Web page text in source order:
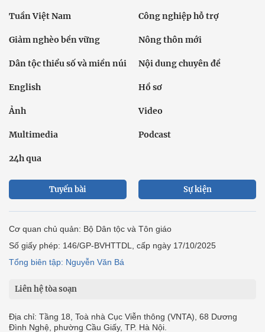
Tuần Việt Nam Công nghiệp hỗ trợ
Giảm nghèo bền vững Nông thôn mới
Dân tộc thiểu số và miền núi Nội dung chuyên đề
English Hồ sơ
Ảnh Video
Multimedia Podcast
24h qua
Tuyến bài Sự kiện
Cơ quan chủ quản: Bộ Dân tộc và Tôn giáo
Số giấy phép: 146/GP-BVHTTDL, cấp ngày 17/10/2025
Tổng biên tập: Nguyễn Văn Bá
Liên hệ tòa soạn
Địa chỉ: Tầng 18, Toà nhà Cục Viễn thông (VNTA), 68 Dương
Đình Nghệ, phường Cầu Giấy, TP. Hà Nội.